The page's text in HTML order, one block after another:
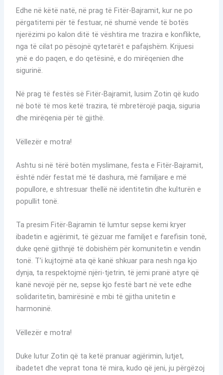
Edhe në këtë natë, në prag të Fitër-Bajramit, kur ne po
përgatitemi për të festuar, në shumë vende të botës
njerëzimi po kalon ditë të vështira me trazira e konflikte,
nga të cilat po pësojnë qytetarët e pafajshëm. Krijuesi
ynë e do paqen, e do qetësinë, e do mirëqenien dhe
sigurinë.
Në prag të festës së Fitër-Bajramit, lusim Zotin që kudo
në botë të mos ketë trazira, të mbretërojë paqja, siguria
dhe mirëqenia për të gjithë.
Vëllezër e motra!
Ashtu si në tërë botën myslimane, festa e Fitër-Bajramit,
është ndër festat më të dashura, më familjare e më
popullore, e shtresuar thellë në identitetin dhe kulturën e
popullit tonë.
Ta presim Fitër-Bajramin të lumtur sepse kemi kryer
ibadetin e agjërimit, të gëzuar me familjet e farefisin tonë,
duke qenë gjithnjë të dobishëm për komunitetin e vendin
tonë. T’i kujtojmë ata që kanë shkuar para nesh nga kjo
dynja, ta respektojmë njëri-tjetrin, të jemi pranë atyre që
kanë nevojë për ne, sepse kjo festë bart në vete edhe
solidaritetin, bamirësinë e mbi të gjitha unitetin e
harmoninë.
Vëllezër e motra!
Duke lutur Zotin që ta ketë pranuar agjërimin, lutjet,
ibadetet dhe veprat tona të mira, kudo që jeni, ju përgëzoj